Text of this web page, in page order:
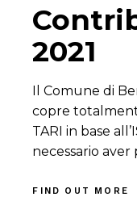
2021
Il Comune di
copre
TARI in base
necessario
FIND OUT MORE